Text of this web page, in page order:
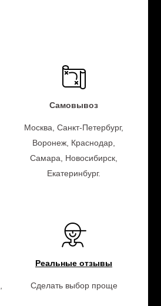
Самовывоз
Москва, Санкт-Петербург,
Воронеж, Краснодар,
Самара, Новосибирск,
Екатеринбург.
Реальные отзывы
Сделать выбор проще